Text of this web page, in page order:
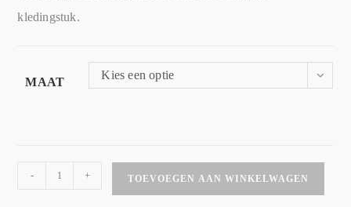
kledingstuk.
MAAT
Kies een optie
- + TOEVOEGEN AAN WINKELWAGEN